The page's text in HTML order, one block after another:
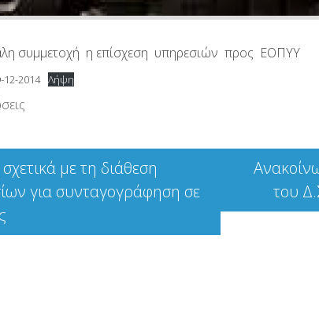
συμμετοχή η επίσχεση υπηρεσιών προς ΕΟΠΥΥ
2014 Λήψη
με τη διάθεση
για συνταγογράφηση σε
του